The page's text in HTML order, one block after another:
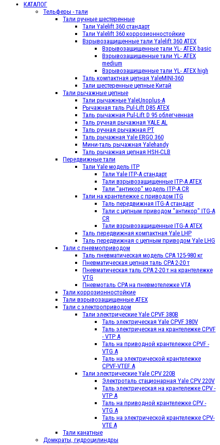
КАТАЛОГ
Тельферы - тали
Тали ручные шестеренные
Тали Yalelift 360 стандарт
Тали Yalelift 360 коррозионностойкие
Взрывозащищенные тали Yalelift 360 ATEX
Взрывозащищенные тали YL- ATEX basic
Взрывозащищенные тали YL- ATEX
medium
Взрывозащищенные тали YL- ATEX high
Таль компактная цепная YaleMINI-360
Тали шестеренные цепные Китай
Тали рычажные цепные
Тали рычажные YaleUnoplus-А
Рычажная таль Pul-Lift D85 ATEX
Таль рычажная Pul-Lift D 95 облегченная
Таль ручная рычажная YALE AL
Таль ручная рычажная РТ
Таль рычажная Yale ERGO 360
Мини-таль рычажная Yalehandy
Таль рычажная цепная HSH-CLB
Передвижные тали
Тали Yale модель ITP
Тали Yale ITP-A стандарт
Тали взрывозащищенные ITP-A ATEX
Тали "антикор" модель ITP-А CR
Тали на крантележке с приводом ITG
Таль передвижная ITG-A стандарт
Тали с цепным приводом "антикор" ITG-A
CR
Тали взрывозащищенные ITG-A ATEX
Таль передвижная компактная Yale LHP
Таль передвижная с цепным приводом Yale LHG
Тали с пневмоприводом
Таль пневматическая модель CPA 125-980 кг
Пневматичеcкая цепная таль СРА 2-20 т
Пневматичеcкая таль СРА 2-20 т на крантележке
VTG
Пневмоталь CPA на пневмотележке VTA
Тали коррозионностойкие
Тали взрывозащищенные ATEX
Тали с электроприводом
Тали электрические Yale CPVF 380B
Таль электрическая Yale CPVF 380V
Таль электрическая на крантележке CPVF
- VTP A
Таль на приводной крантележке CPVF -
VTG A
Таль на электрической крантележке
CPVF-VTЕF A
Тали электрические Yale CPV 220B
Электроталь стационарная Yale CPV 220V
Таль электрическая на крантележке CPV -
VTP A
Таль на приводной крантележке CPV -
VTG A
Таль на электрической крантележке CPV-
VTЕ A
Тали канатные
Домкраты, гидроцилиндры